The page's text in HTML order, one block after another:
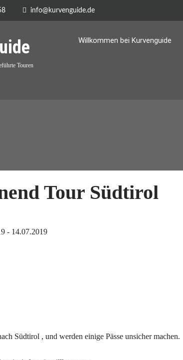
info@kurvenguide.de
Touren
Willkommen bei Kurvenguide
Tour Südtirol
- 14.07.2019
Südtirol , und werden einige Pässe unsicher machen.